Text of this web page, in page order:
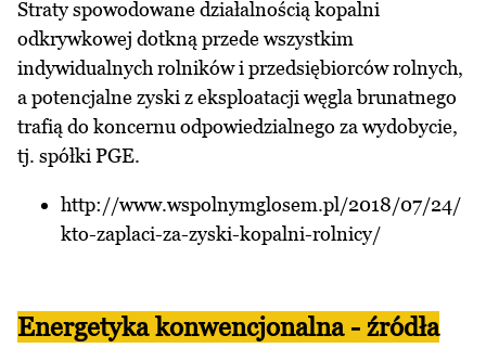
Straty spowodowane działalnością kopalni
odkrywkowej dotkną przede wszystkim
indywidualnych rolników i przedsiębiorców rolnych,
a potencjalne zyski z eksploatacji węgla brunatnego
trafią do koncernu odpowiedzialnego za wydobycie,
tj. spółki PGE.
http://www.wspolnymglosem.pl/2018/07/24/
kto-zaplaci-za-zyski-kopalni-rolnicy/
Energetyka konwencjonalna - źródła